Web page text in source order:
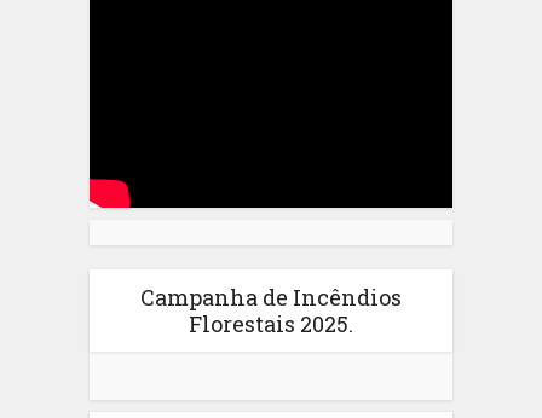
Campanha de Incêndios
Florestais 2025.